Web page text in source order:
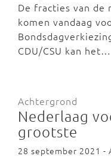
De fracties van de
komen vandaag
CDU/CSU kan het…
Achtergrond
Nederlaag
grootste
28 september 2021 -